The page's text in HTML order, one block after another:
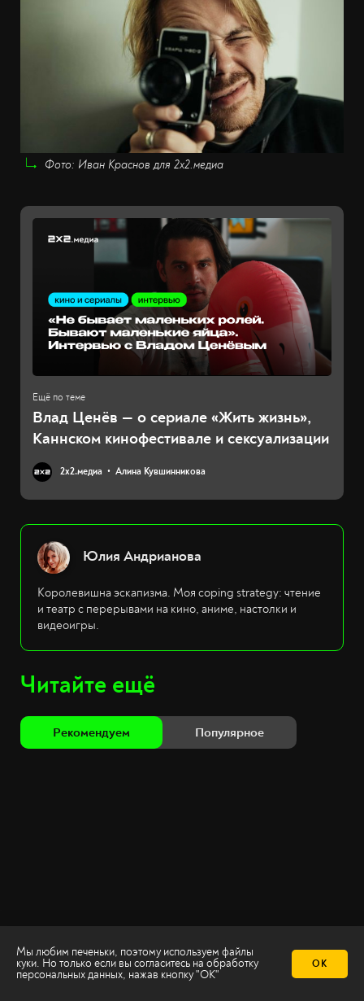
Фото: Иван Краснов для 2х2.медиа
Влад Ценёв — о сериале «Жить жизнь»,
Каннском кинофестивале и сексуализации
2х2.медиа Алина Кувшинникова
Юлия Андрианова
Королевишна эскапизма. Моя coping strategy: чтение
и театр с перерывами на кино, аниме, настолки и
видеоигры.
Читайте ещё
Рекомендуем Популярное
Мы любим печеньки, поэтому используем файлы
куки. Но только если вы согласитесь на обработку
персональных данных, нажав кнопку "ОК"
ОК